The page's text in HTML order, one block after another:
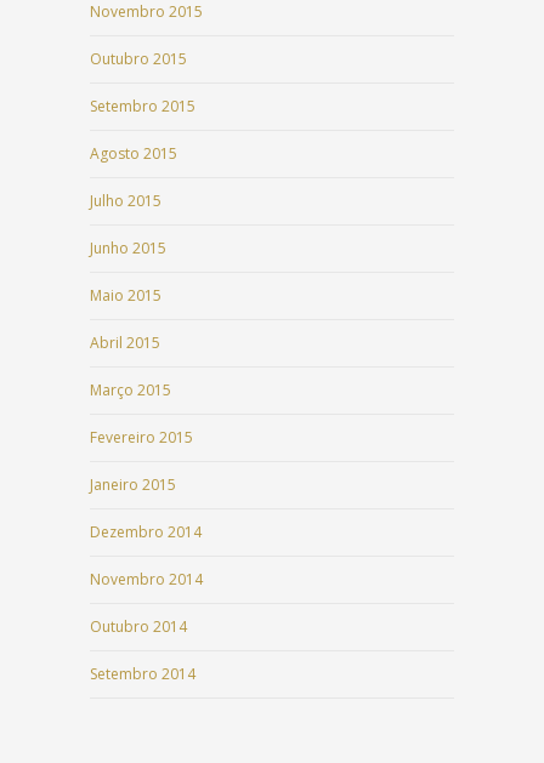
Novembro 2015
Outubro 2015
Setembro 2015
Agosto 2015
Julho 2015
Junho 2015
Maio 2015
Abril 2015
Março 2015
Fevereiro 2015
Janeiro 2015
Dezembro 2014
Novembro 2014
Outubro 2014
Setembro 2014